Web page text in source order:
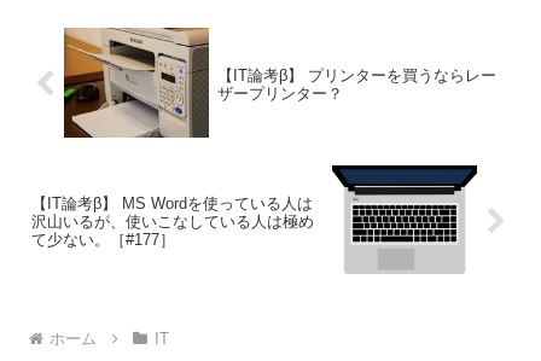
【IT論考β】 プリンターを買うならレー
ザープリンター？
【IT論考β】 MS Wordを使っている人は
沢山いるが、使いこなしている人は極め
て少ない。［#177］
ホーム IT